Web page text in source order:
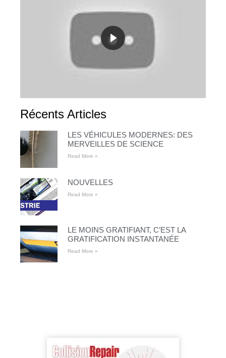
Récents Articles
LES VÉHICULES MODERNES: DES
MERVEILLES DE SCIENCE
Read More »
NOUVELLES
Read More »
LE MOINS GRATIFIANT, C’EST LA
GRATIFICATION INSTANTANÉE
Read More »